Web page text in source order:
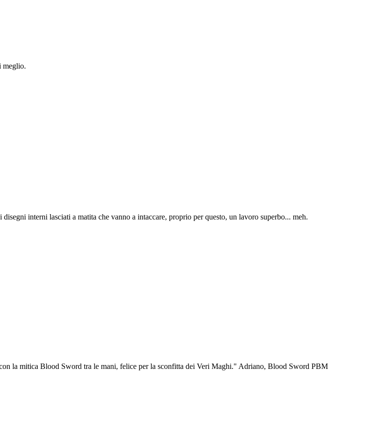
meglio.
interni lasciati a matita che vanno a intaccare, proprio per questo, un lavoro superbo... meh.
la mitica Blood Sword tra le mani, felice per la sconfitta dei Veri Maghi." Adriano, Blood Sword PBM